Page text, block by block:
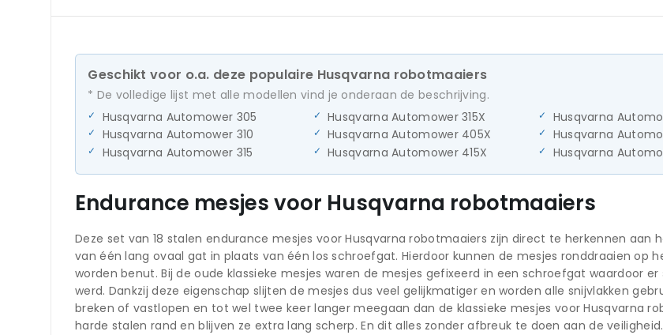
Geschikt voor o.a. deze populaire Husqvarna robotmaaiers
* De volledige lijst met alle modellen vind je onderaan de beschrijving.
Husqvarna Automower 305
Husqvarna Automower 310
Husqvarna Automower 315
Husqvarna Automower 315X
Husqvarna Automower 405X
Husqvarna Automower 415X
Husqvarna
Husqvarna
Husqvarna
Endurance mesjes voor Husqvarna robotmaaiers
Deze set van 18 stalen endurance mesjes voor Husqvarna robotmaaiers zijn direct te herkennen aan
van één lang ovaal gat in plaats van één los schroefgat. Hierdoor kunnen de mesjes ronddraaien op
worden benut. Bij de oude klassieke mesjes waren de mesjes gefixeerd in een schroefgat waardoor
werd. Dankzij deze eigenschap slijten de mesjes dus veel gelijkmatiger en worden alle snijvlakken
breken of vastlopen en tot wel twee keer langer meegaan dan de klassieke mesjes voor Husqvarna
harde stalen rand en blijven ze extra lang scherp. En dit alles zonder afbreuk te doen aan de veiligheid.